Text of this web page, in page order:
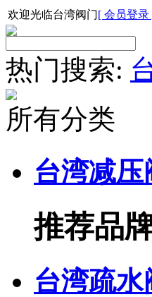
欢迎光临台湾阀门[ 会员登录
热门搜索:
所有分类
台湾减压
推荐品
台湾疏水